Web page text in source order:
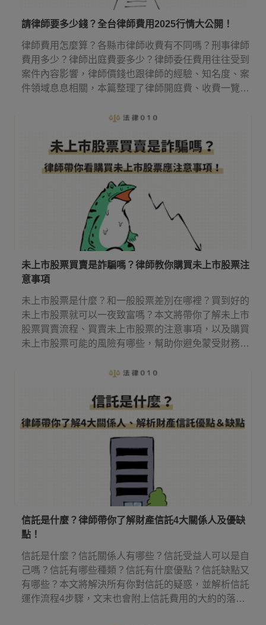
請律師要多少錢？全台律師費用2025行情大公開！
律師費用怎麼算？各縣市律師收費有不同嗎？刑事律師
費用多少？律師出庭費要多少？律師委任費用往往受到
案件內容影響，律師價錢也跟律師的經驗、知名度、案
件領域息息相關，本篇整理了律師開庭費、收費一覽表
未上市股票買賣是詐騙嗎？律師教你購買未上市股票注
意事項
未上市股票是什麼？和一般股票差別在哪裡？買到好的
未上市股票就可以一夜致富嗎？本文將帶你了解未上市
股票買賣流程、買賣未上市股票的注意事項，以及購買
未上市股票可能的風險有哪些，幫助你避免蒙受財務損
信託是什麼？律師帶你了解財產信託4大關係人及優缺
點！
信託是什麼？信託關係人有哪些？信託受益人可以是自
己嗎？信託有哪些種類？信託有什麼優點？信託缺點又
有哪些？本文將解決所有你對信託的疑惑，並解析信託
運作流程4步驟，文末也會附上信託費用的大約的落